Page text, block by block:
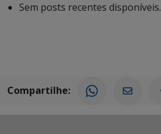
Sem posts recentes disponíveis.
Compartilhe: